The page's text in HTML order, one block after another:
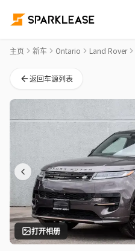
2025 Land Rover Range
主页 新车 Ontario Land Rover
返回车源列表
打开相册